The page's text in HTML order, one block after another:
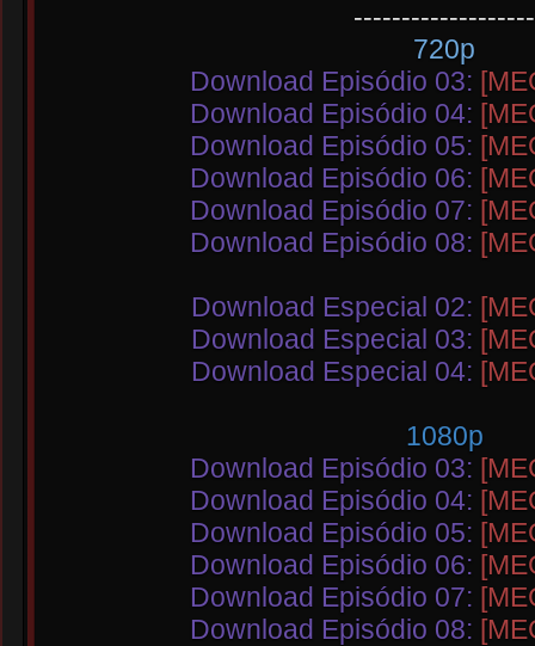
-------------------
720p
Download Episódio 03:
Download Episódio 04:
Download Episódio 05:
Download Episódio 06:
Download Episódio 07:
Download Episódio 08:
Download Especial 02:
Download Especial 03:
Download Especial 04:
1080p
Download Episódio 03:
Download Episódio 04:
Download Episódio 05:
Download Episódio 06:
Download Episódio 07:
Download Episódio 08: